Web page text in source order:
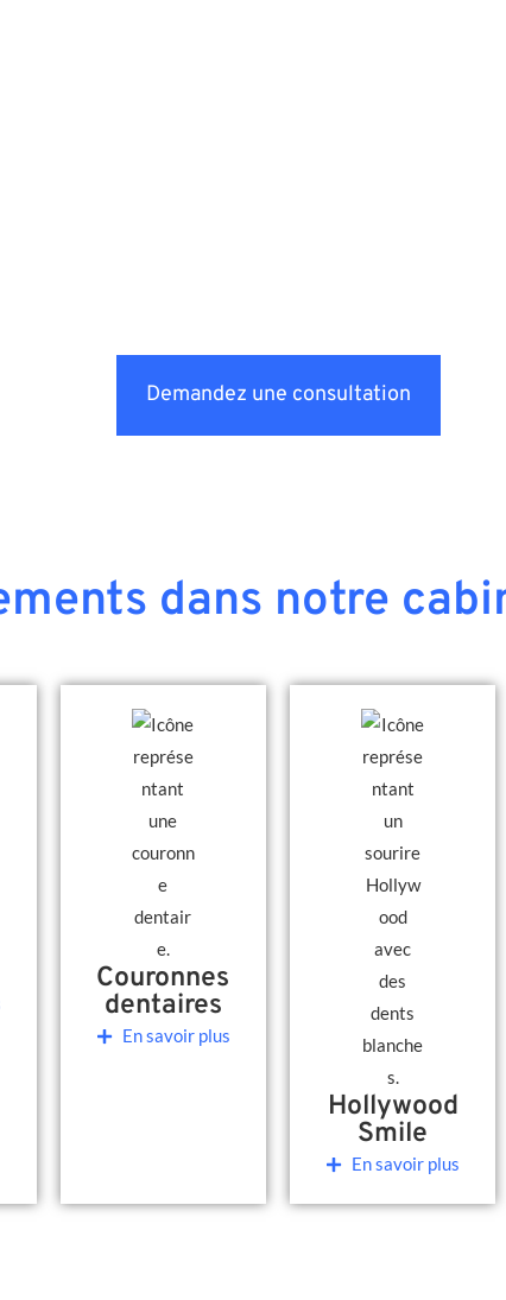
Demandez une consultation
dans notre
Couronnes
dentaires
En savoir plus
Hollywood
Smile
En savoir plus